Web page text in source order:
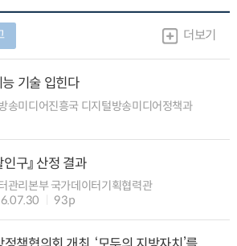
더보기
기술 입힌다
송미디어진흥국 디지털방송미디어정책과
구』 산정 결과
관리본부 국가데이터기획협력관
93p